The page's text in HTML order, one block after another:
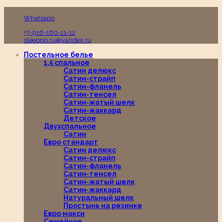
Whatsapp
+7-916-160-11-12
sleeppp.ru@yandex.ru
Постельное белье
1,5 спальное
Сатин делюкс
Сатин-страйп
Сатин-фланель
Сатин-тенсел
Сатин-жатый шелк
Сатин-жаккард
Детское
Двухспальное
Сатин
Евро стандарт
Сатин делюкс
Сатин-страйп
Сатин-фланель
Сатин-тенсел
Сатин-жатый шелк
Сатин-жаккард
Натуральный шелк
Простынь на резинке
Евро макси